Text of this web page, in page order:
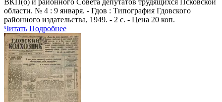
области. № 4 : 9 января. - Гдов : Типография Гдовского
районного издательства, 1949. - 2 с. - Цена 20 коп.
Читать Подробнее